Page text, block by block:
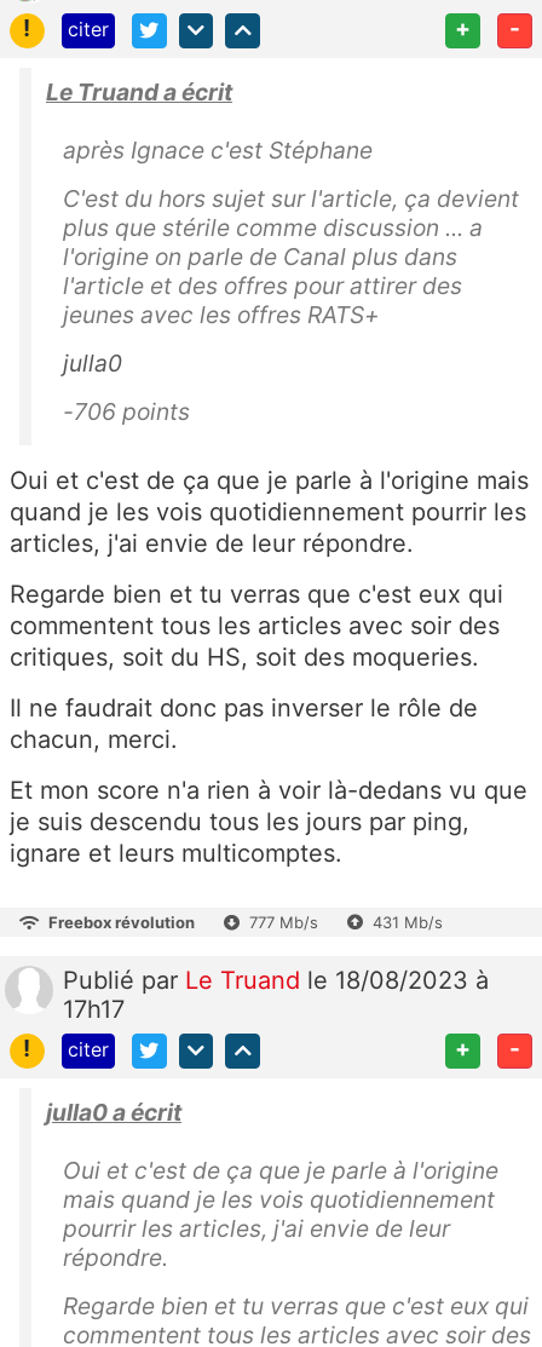
! citer + -
Le Truand a écrit
après Ignace c'est Stéphane
C'est du hors sujet sur l'article, ça devient
plus que stérile comme discussion ... a
l'origine on parle de Canal plus dans
l'article et des offres pour attirer des
jeunes avec les offres RATS+
julla0
-706 points
Oui et c'est de ça que je parle à l'origine mais
quand je les vois quotidiennement pourrir les
articles, j'ai envie de leur répondre.
Regarde bien et tu verras que c'est eux qui
commentent tous les articles avec soir des
critiques, soit du HS, soit des moqueries.
Il ne faudrait donc pas inverser le rôle de
chacun, merci.
Et mon score n'a rien à voir là-dedans vu que
je suis descendu tous les jours par ping,
ignare et leurs multicomptes.
Freebox révolution 777 Mb/s 431 Mb/s
Publié par Le Truand le 18/08/2023 à
17h17
!
citer + -
julla0 a écrit
Oui et c'est de ça que je parle à l'origine
mais quand je les vois quotidiennement
pourrir les articles, j'ai envie de leur
répondre.
Regarde bien et tu verras que c'est eux qui
commentent tous les articles avec soir des